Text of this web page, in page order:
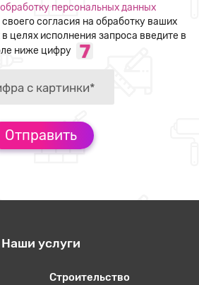
персональных данных
согласия на обработку ваших
целях исполнения запроса введите в
ниже цифру
Наши услуги
Строительство